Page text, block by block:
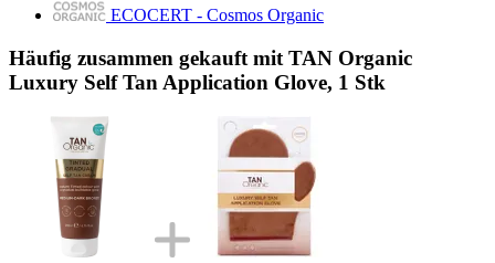
ECOCERT - Cosmos Organic
Häufig zusammen gekauft mit TAN Organic
Luxury Self Tan Application Glove, 1 Stk